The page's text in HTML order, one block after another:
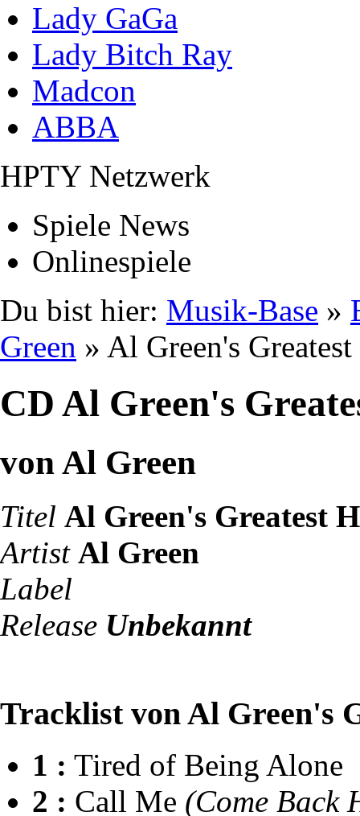
Lady GaGa
Lady Bitch Ray
Madcon
ABBA
HPTY Netzwerk
Spiele News
Onlinespiele
Du bist hier: Musik-Base »
Green » Al Green's
CD Al Green's
von Al Green
Titel Al Green's Greatest
Artist Al Green
Label
Release Unbekannt
Tracklist von Al Green's
1 : Tired of Being Alone
2 : Call Me (Come Back